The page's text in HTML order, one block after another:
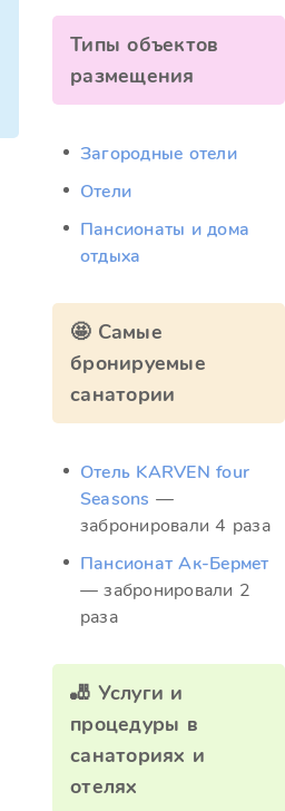
Типы объектов
размещения
Загородные отели
Отели
Пансионаты и дома
отдыха
🤩 Самые
бронируемые
санатории
Отель KARVEN four
Seasons —
забронировали 4 раза
Пансионат Ак-Бермет
— забронировали 2
раза
🎳 Услуги и
процедуры в
санаториях и
отелях